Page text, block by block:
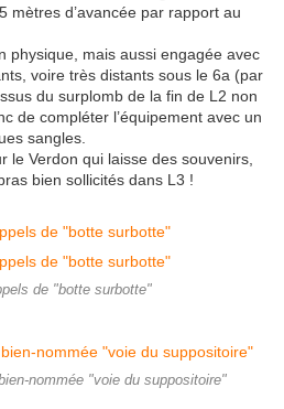
mètres d’avancée par rapport au
physique, mais aussi engagée avec
voire très distants sous le 6a (par
du surplomb de la fin de L2 non
de compléter l’équipement avec un
sangles.
le Verdon qui laisse des souvenirs,
bien sollicités dans L3 !
de "botte surbotte"
nommée "voie du suppositoire"